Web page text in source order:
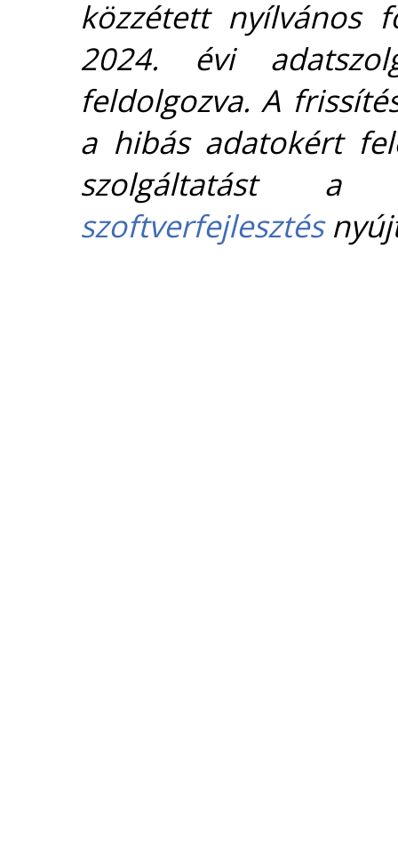
közzétett nyílvános
2024. évi
feldolgozva. A
a hibás adatokért
szolgáltatást
szoftverfejlesztés